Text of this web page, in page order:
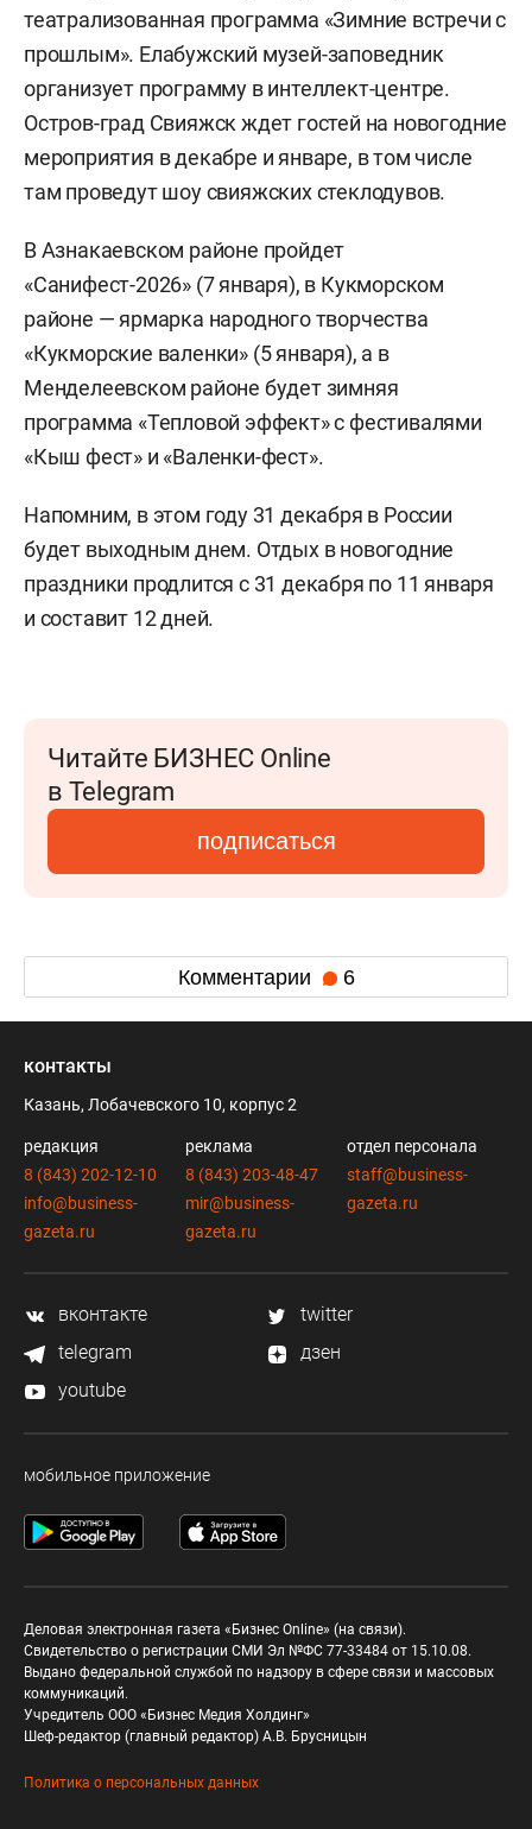
театрализованная программа «Зимние встречи с
прошлым». Елабужский музей-заповедник
организует программу в интеллект-центре.
Остров-град Свияжск ждет гостей на новогодние
мероприятия в декабре и январе, в том числе
там проведут шоу свияжских стеклодувов.
В Азнакаевском районе пройдет
«Санифест-2026» (7 января), в Кукморском
районе — ярмарка народного творчества
«Кукморские валенки» (5 января), а в
Менделеевском районе будет зимняя
программа «Тепловой эффект» с фестивалями
«Кыш фест» и «Валенки-фест».
Напомним, в этом году 31 декабря в России
будет выходным днем. Отдых в новогодние
праздники продлится с 31 декабря по 11 января
и составит 12 дней.
Читайте БИЗНЕС Online
в Telegram
подписаться
Комментарии 6
контакты
Казань, Лобачевского 10, корпус 2
редакция
8 (843) 202-12-10
info@business-
gazeta.ru
реклама
8 (843) 203-48-47
mir@business-
gazeta.ru
отдел персонала
staff@business-
gazeta.ru
вконтакте
twitter
telegram
дзен
youtube
мобильное приложение
Деловая электронная газета «Бизнес Online» (на связи).
Свидетельство о регистрации СМИ Эл №ФС 77-33484 от 15.10.08.
Выдано федеральной службой по надзору в сфере связи и массовых
коммуникаций.
Учредитель ООО «Бизнес Медия Холдинг»
Шеф-редактор (главный редактор) А.В. Брусницын
Политика о персональных данных